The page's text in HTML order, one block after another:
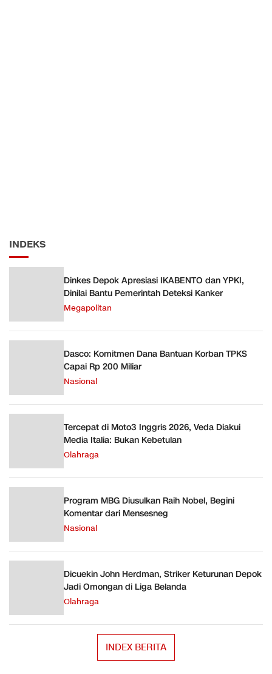
INDEKS
Dinkes Depok Apresiasi IKABENTO dan YPKI,
Dinilai Bantu Pemerintah Deteksi Kanker
Megapolitan
Dasco: Komitmen Dana Bantuan Korban TPKS
Capai Rp 200 Miliar
Nasional
Tercepat di Moto3 Inggris 2026, Veda Diakui
Media Italia: Bukan Kebetulan
Olahraga
Program MBG Diusulkan Raih Nobel, Begini
Komentar dari Mensesneg
Nasional
Dicuekin John Herdman, Striker Keturunan Depok
Jadi Omongan di Liga Belanda
Olahraga
INDEX BERITA